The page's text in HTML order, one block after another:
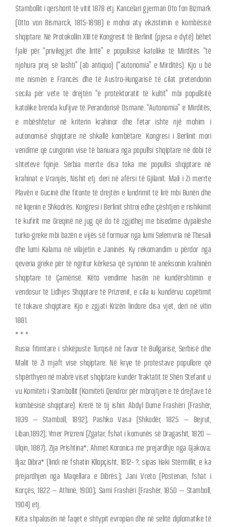
Stambollit i qershorit të vitit 1878 etj. Kancelari gjerman Oto fon Bizmark
(Otto von Bismarck, 1815-1898) e mohoi aty ekzistimin e kombësisë
shqiptare. Në Protokollin XIII të Kongresit të Berlinit (pjesa e dytë) bëhet
fjalë për “privilegjet dhe liritë” e popullsisë katolike të Mirditës “të
njohura prej së lashti” (ab antiquo) (“autonomia” e Mirditës). Kjo u bë
me nismën e Francës dhe të Austro-Hungarisë të cilat pretendonin
secila për vete të drejtën “e protektoratit të kultit” mbi popullsitë
katolike brenda kufijve të Perandorisë Osmane. “Autonomia” e Mirditës,
e mbështetur në kriterin krahinor dhe fetar ishte një mohim i
autonomisë shqiptare në shkallë kombëtare. Kongresi i Berlinit mori
vendime që cungonin vise të banuara nga popullsi shqiptare në dobi të
shteteve fqinje. Serbia merrte disa toka me popullsi shqiptare në
krahinat e Vranjës, Nishit etj. deri në afërsi të Gjilanit. Mali i Zi merrte
Plavën e Gucinë dhe fitonte të drejtën e lundrimit të lirë mbi Bunën dhe
në liqenin e Shkodrës. Kongresi i Berlinit shtroi edhe çështjen e rishikimit
të kufirit me Greqinë në jug që do të zgjidhej me bisedime dypalëshe
turko-greke mbi bazën e vijës së formuar nga lumi Selemvria në Thesali
dhe lumi Kalama në vilajetin e Janinës. Ky rekomandim u përdor nga
qeveria greke për të ngritur kërkesa që synonin të aneksonin krahinën
shqiptare të Çamërisë. Këto vendime hasën në kundërshtimin e
vendosur të Lidhjes Shqiptare të Prizrenit, e cila iu kundërvu copëtimit
të tokave shqiptare. Kjo e zgjati Krizën lindore disa vjet, deri në vitin
1881.
* * *
Rusia fitimtare i shkëpuste Turqisë në favor të Bullgarisë, Serbisë dhe
Malit të Zi mjaft vise shqiptare. Në krye të protestave popullore që
shpërthyen në mabrë viset shqiptare kundër Traktatit të Shën Stefanit u
vu Komiteti i Stambollit (Komiteti Qendror për mbrojtjen e të drejtave të
kombësisë shqiptare). Krerë të tij ishin: Abdyl Dume Frashëri (Frashër,
1839 – Stamboll, 1892); Pashko Vasa (Shkodër, 1825 – Bejrut,
Liban,1892); Ymer Prizreni (Zgatar, fshat i komunës së Dragashit, 1820 –
Ulqin, 1887); Zija Prishtina*; Ahmet Koronica me prejardhje nga Gjakova;
Iljaz Dibra* (lindi në fshatin Kllopçisht, 1812- ?; sipas Haki Stërmillit, e ka
prejardhjen nga Maqellara e Dibrës.); Jani Vreto (Postenan, fshat i
Korçës, 1822 – Athinë, 1900); Sami Frashëri (Frashër, 1850 – Stamboll,
1904) etj.
Këta shpalosën në faqet e shtypit evropian dhe në selitë diplomatike të